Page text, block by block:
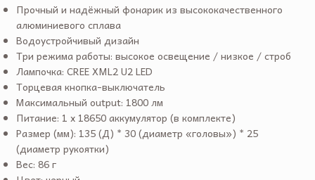
Прочный и надёжный фонарик из высококачественного
алюминиевого сплава
Водоустройчивый дизайн
Три режима работы: высокое освещение / низкое / строб
Лампочка: CREE XML2 U2 LED
Торцевая кнопка-выключатель
Максимальный output: 1800 лм
Питание: 1 x 18650 аккумулятор (в комплекте)
Размер (мм): 135 (Д) * 30 (диаметр «головы») * 25
(диаметр рукоятки)
Вес: 86 г